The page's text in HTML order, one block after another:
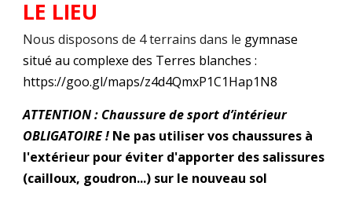
LE LIEU
Nous disposons de 4 terrains dans le gymnase
situé au complexedes Terres blanches :
https://goo.gl/maps/z4d4QmxP1C1Hap1N8
ATTENTION : Chaussure de sport d’intérieur
OBLIGATOIRE ! Ne pas utiliser vos chaussures à
l'extérieur pour éviter d'apporter des salissures
(cailloux, goudron...) sur le nouveau sol